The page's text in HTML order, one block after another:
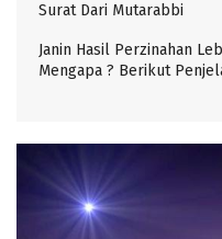
Surat Dari Mutarabbi
Janin Hasil Perzinahan
Mengapa ? Berikut